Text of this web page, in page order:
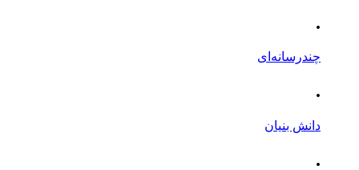
.
چندرسانه‌ای
.
دانش بنیان
.